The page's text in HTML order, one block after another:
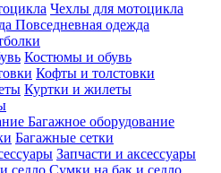
Чехлы для мотоцикла
Повседневная одежда
Костюмы и обувь
Кофты и толстовки
Куртки и жилеты
Багажное оборудование
Багажные сетки
Запчасти и аксессуары